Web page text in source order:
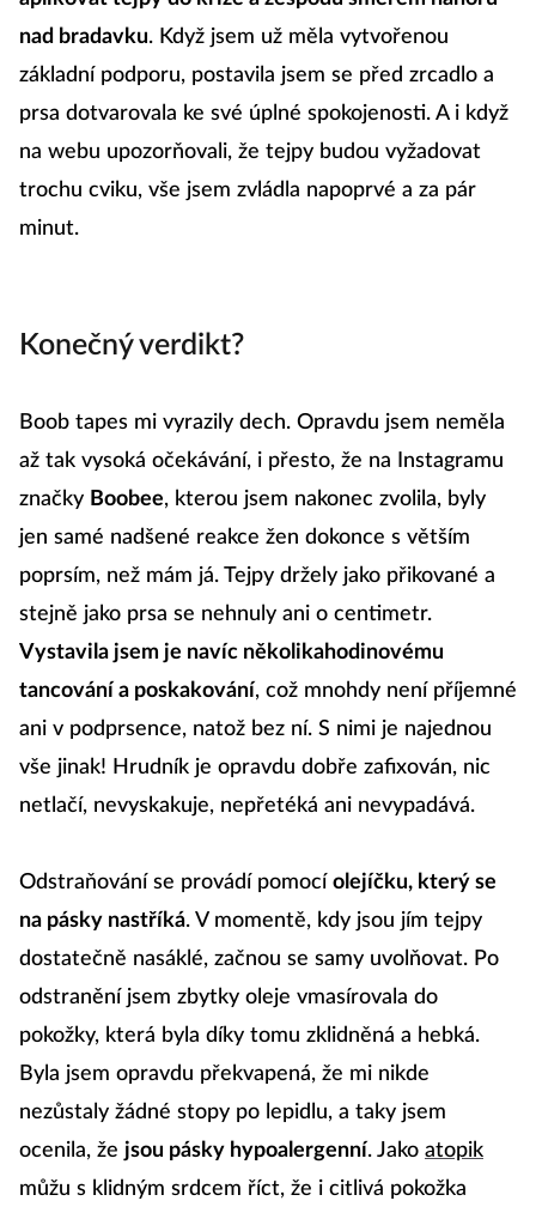
nad bradavku. Když jsem už měla vytvořenou
základní podporu, postavila jsem se před zrcadlo a
prsa dotvarovala ke své úplné spokojenosti. A i když
na webu upozorňovali, že tejpy budou vyžadovat
trochu cviku, vše jsem zvládla napoprvé a za pár
minut.
Konečný verdikt?
Boob tapes mi vyrazily dech. Opravdu jsem neměla
až tak vysoká očekávání, i přesto, že na Instagramu
značky Boobee, kterou jsem nakonec zvolila, byly
jen samé nadšené reakce žen dokonce s větším
poprsím, než mám já. Tejpy držely jako přikované a
stejně jako prsa se nehnuly ani o centimetr.
Vystavila jsem je navíc několikahodinovému
tancování a poskakování, což mnohdy není příjemné
ani v podprsence, natož bez ní. S nimi je najednou
vše jinak! Hrudník je opravdu dobře zafixován, nic
netlačí, nevyskakuje, nepřetéká ani nevypadává.
Odstraňování se provádí pomocí olejíčku, který se
na pásky nastříká. V momentě, kdy jsou jím tejpy
dostatečně nasáklé, začnou se samy uvolňovat. Po
odstranění jsem zbytky oleje vmasírovala do
pokožky, která byla díky tomu zklidněná a hebká.
Byla jsem opravdu překvapená, že mi nikde
nezůstaly žádné stopy po lepidlu, a taky jsem
ocenila, že jsou pásky hypoalergenní. Jako atopik
můžu s klidným srdcem říct, že i citlivá pokožka